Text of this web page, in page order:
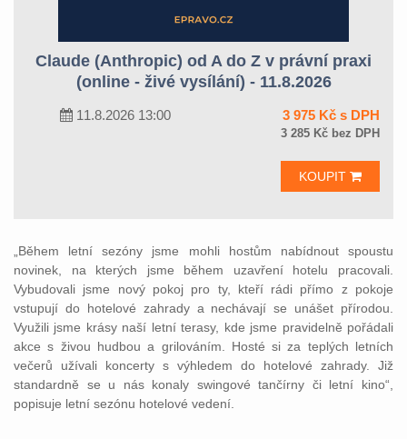
Claude (Anthropic) od A do Z v právní praxi
(online - živé vysílání) - 11.8.2026
11.8.2026 13:00 3 975 Kč s DPH
3 285 Kč bez DPH
KOUPIT
„Během letní sezóny jsme mohli hostům nabídnout spoustu
novinek, na kterých jsme během uzavření hotelu pracovali.
Vybudovali jsme nový pokoj pro ty, kteří rádi přímo z pokoje
vstupují do hotelové zahrady a nechávají se unášet přírodou.
Využili jsme krásy naší letní terasy, kde jsme pravidelně pořádali
akce s živou hudbou a grilováním. Hosté si za teplých letních
večerů užívali koncerty s výhledem do hotelové zahrady. Již
standardně se u nás konaly swingové tančírny či letní kino“,
popisuje letní sezónu hotelové vedení.